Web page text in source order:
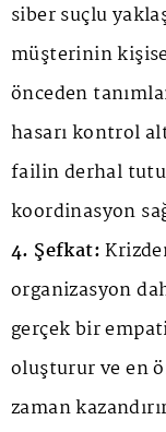
siber suçlu
müşterinin
önceden
hasarı kontrol
failin derhal
koordinasyon
4. Şefkat:
organizasyon
gerçek bir
oluşturur ve en
zaman